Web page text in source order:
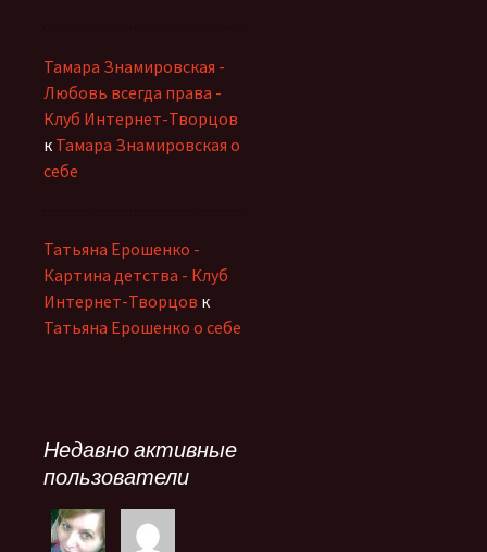
Тамара Знамировская -
Любовь всегда права -
Клуб Интернет-Творцов
к Тамара Знамировская о
себе
Татьяна Ерошенко -
Картина детства - Клуб
Интернет-Творцов к
Татьяна Ерошенко о себе
Недавно активные
пользователи